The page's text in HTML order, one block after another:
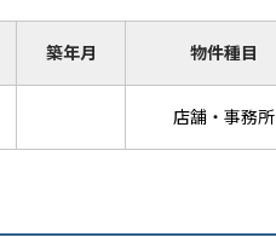
築年月 物件種目
店舗・事務所